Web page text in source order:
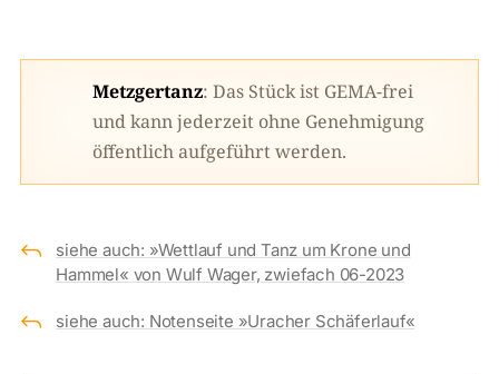
Metzgertanz: Das Stück ist GEMA-frei
und kann jederzeit ohne Genehmigung
öffentlich aufgeführt werden.
J
siehe auch: »Wettlauf und Tanz um Krone und
Hammel« von Wulf Wager, zwiefach 06-2023
J siehe auch: Notenseite »Uracher Schäferlauf«